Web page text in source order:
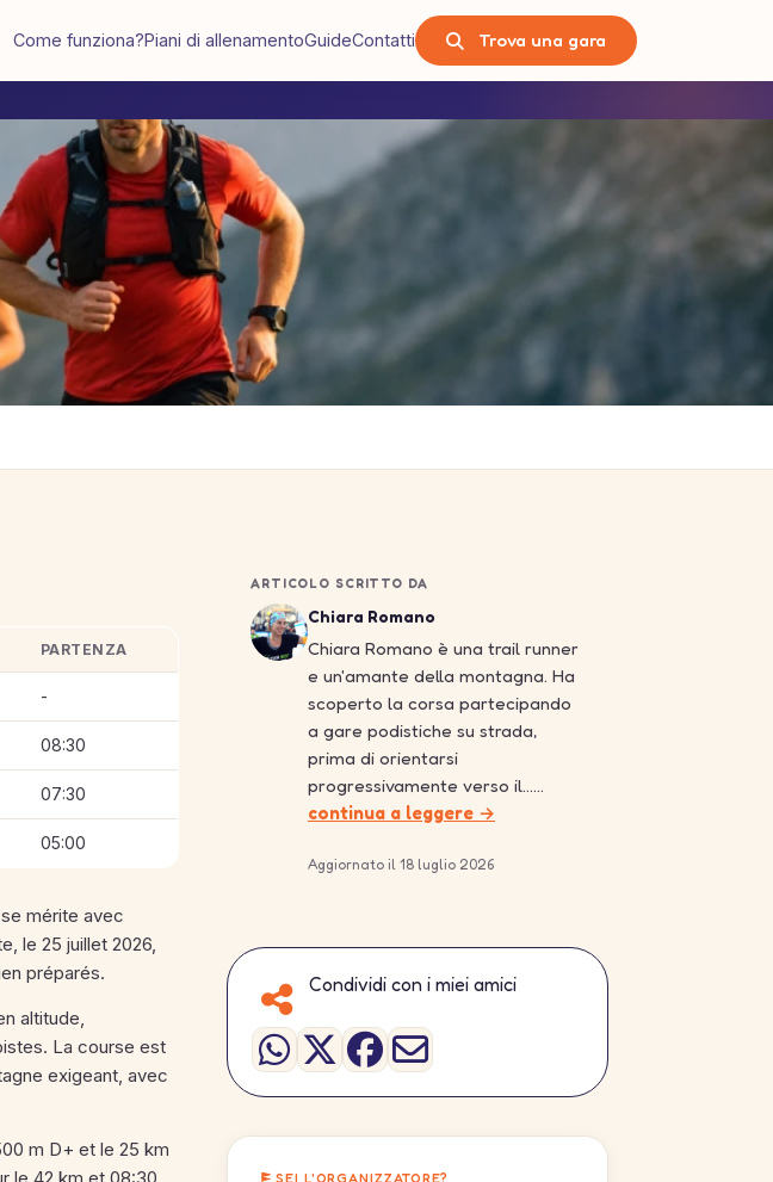
Come funziona?Piani di allenamentoGuideContatti Trova una gara
PARTENZA
-
08:30
07:30
05:00
mérite avec
le 25 juillet 2026,
préparés.
altitude,
La course est
exigeant, avec
m D+ et le 25 km
ARTICOLO SCRITTO DA
Chiara Romano
Chiara Romano è una trail runner
e un'amante della montagna. Ha
scoperto la corsa partecipando
a gare podistiche su strada,
prima di orientarsi
progressivamente verso il……
continua a leggere →
Aggiornato il 18 luglio 2026
Condividi con i miei amici
SEI L'ORGANIZZATORE?